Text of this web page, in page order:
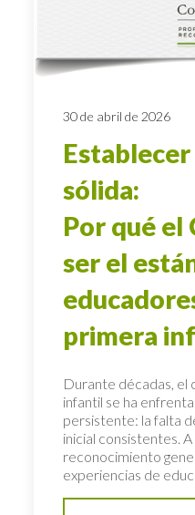
30 de abril de 2026
sólida:
Por qué el
ser el
primera
Durante décadas, el
infantil se ha
persistente: la falta
inicial consistentes.
reconocimiento
experiencias de